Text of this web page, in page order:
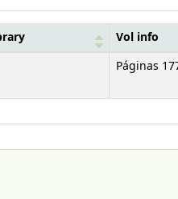
Vol info
Páginas